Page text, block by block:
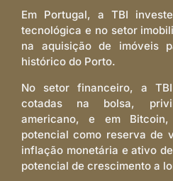
Em Portugal, a TBI
tecnológica e no setor
na aquisição de imóveis
histórico do Porto.
No setor financeiro, a
cotadas na bolsa,
americano, e em
potencial como reserva de
inflação monetária e ativo
potencial de crescimento a